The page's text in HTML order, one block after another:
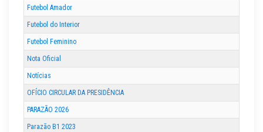
Futebol Amador
Futebol do Interior
Futebol Feminino
Nota Oficial
Notícias
OFÍCIO CIRCULAR DA PRESIDÊNCIA
PARAZÃO 2026
Parazão B1 2023